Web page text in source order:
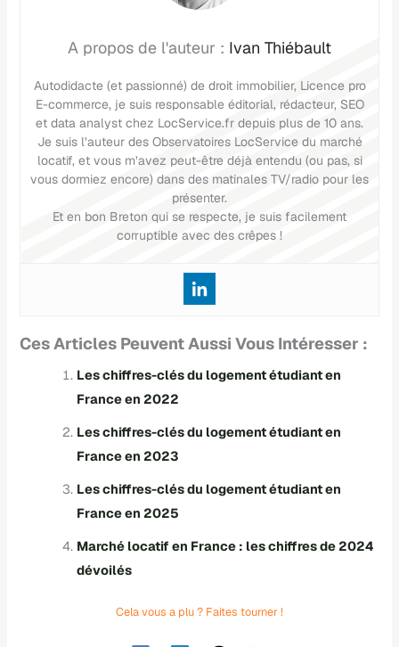
Ivan Thiébault
Autodidacte (et passionné) de droit immobilier, Licence pro
E-commerce, je suis responsable éditorial, rédacteur, SEO
et data analyst chez LocService.fr depuis plus de 10 ans.
Je suis l’auteur des Observatoires LocService du marché
locatif, et vous m’avez peut-être déjà entendu (ou pas, si
vous dormiez encore) dans des matinales TV/radio pour les
présenter.
Et en bon Breton qui se respecte, je suis facilement
corruptible avec des crêpes !
Ces Articles Peuvent Aussi Vous Intéresser :
Les chiffres-clés du logement étudiant en
France en 2022
Les chiffres-clés du logement étudiant en
France en 2023
Les chiffres-clés du logement étudiant en
France en 2025
Marché locatif en France : les chiffres de 2024
dévoilés
Cela vous a plu ? Faites tourner !